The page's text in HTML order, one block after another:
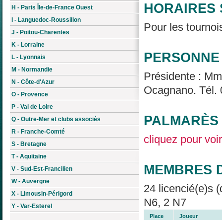
H - Paris Île-de-France Ouest
I - Languedoc-Roussillon
J - Poitou-Charentes
K - Lorraine
L - Lyonnais
M - Normandie
N - Côte-d'Azur
O - Provence
P - Val de Loire
Q - Outre-Mer et clubs associés
R - Franche-Comté
S - Bretagne
T - Aquitaine
V - Sud-Est-Francilien
W - Auvergne
X - Limousin-Périgord
Y - Var-Esterel
HORAIRES
Pour les
Présidente :
Ocagnano. Tél.
cliquez pour
MEMBRES
24 licencié(e)s
N6, 2 N7
Place Joueur